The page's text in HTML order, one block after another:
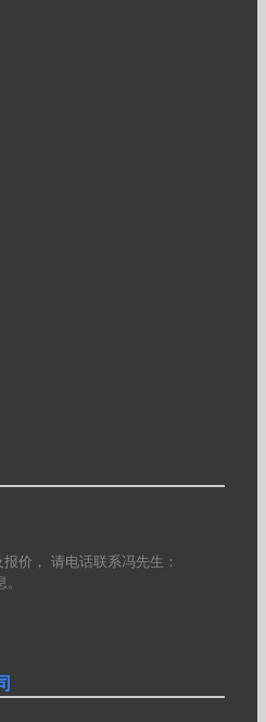
价， 请电话联系冯先生：